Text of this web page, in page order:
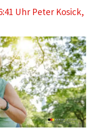
Uhr Peter Kosick,